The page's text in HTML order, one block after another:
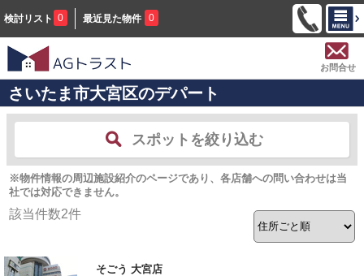
検討リスト 0 最近見た物件 0
お問合せ
さいたま市大宮区のデパート
スポットを絞り込む
※物件情報の周辺施設紹介のページであり、各店舗への問い合わせは当
社では対応できません。
該当件数2件
そごう 大宮店